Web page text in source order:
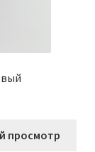
просмотр